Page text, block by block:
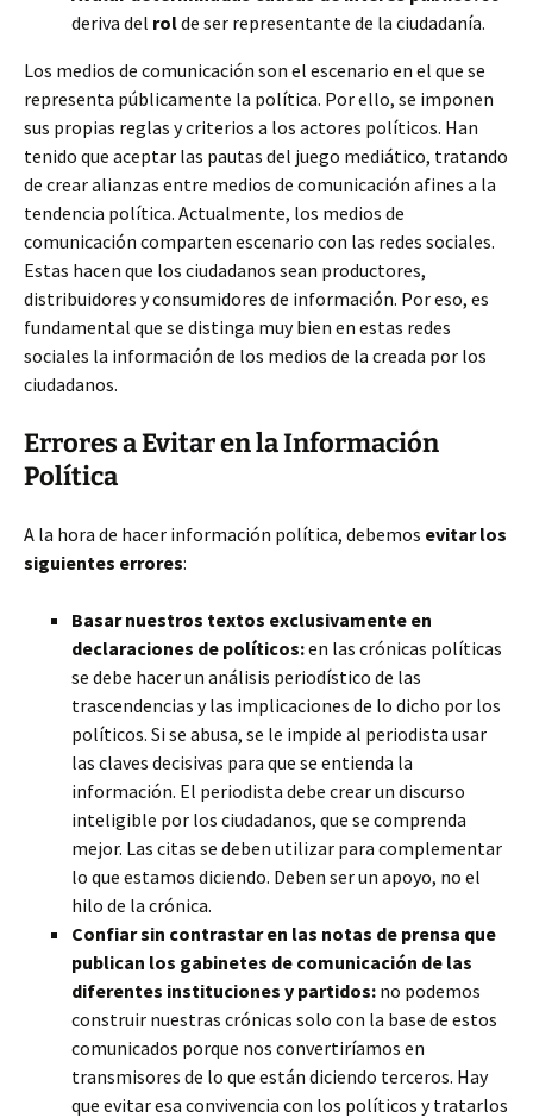
deriva del rolde ser representante de la ciudadanía.
Los medios de comunicación son el escenario en el que se
representa públicamente la política. Por ello, se imponen
sus propias reglas y criterios a los actores políticos. Han
tenido que aceptar las pautas del juego mediático, tratando
de crear alianzas entre medios de comunicación afines a la
tendencia política. Actualmente, los medios de
comunicación comparten escenario con las redes sociales.
Estas hacen que los ciudadanos sean productores,
distribuidores y consumidores de información. Por eso, es
fundamental que se distinga muy bien en estas redes
sociales la información de los medios de la creada por los
ciudadanos.
Errores a Evitar en la Información
Política
A la hora de hacer información política, debemos evitar los
siguientes errores:
Basar nuestros textos exclusivamente en
declaraciones de políticos:en las crónicas políticas
se debe hacer un análisis periodístico de las
trascendencias y las implicaciones de lo dicho por los
políticos. Si se abusa, se le impide al periodista usar
las claves decisivas para que se entienda la
información. El periodista debe crear un discurso
inteligible por los ciudadanos, que se comprenda
mejor. Las citas se deben utilizar para complementar
lo que estamos diciendo. Deben ser un apoyo, no el
hilo de la crónica.
Confiar sin contrastar en las notas de prensa que
publican los gabinetes de comunicación de las
diferentes instituciones y partidos: no podemos
construir nuestras crónicas solo con la base de estos
comunicados porque nos convertiríamos en
transmisores de lo que están diciendo terceros. Hay
que evitar esa convivencia con los políticos y tratarlos